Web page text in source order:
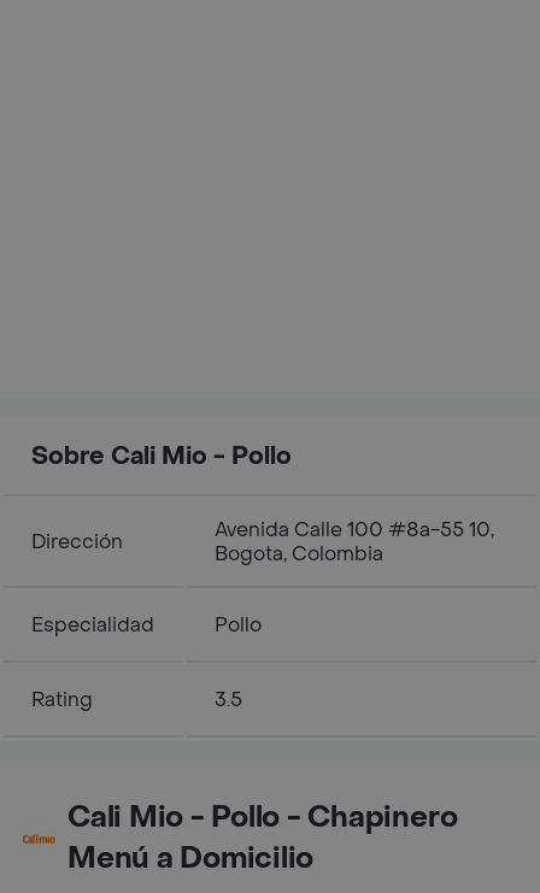
Sobre Cali Mio - Pollo
Dirección
Avenida Calle 100 #8a-55 10,
Bogota, Colombia
Especialidad Pollo
Rating 3.5
Cali Mio - Pollo - Chapinero
Menú a Domicilio